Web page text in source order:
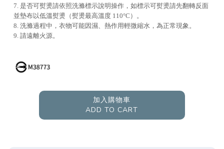
7. 是否可熨燙請依照洗滌標示說明操作，如標示可熨燙請先翻轉反面
並墊布以低溫熨燙（熨燙最高溫度 110°C）。
8. 洗滌過程中，衣物可能因濕、熱作用輕微縮水，為正常現象。
9. 請遠離火源。
加入購物車
ADD TO CART